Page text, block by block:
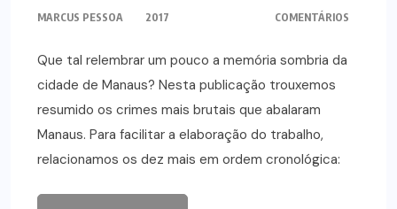
MARCUS PESSOA
2017
COMENTÁRIOS
Que tal relembrar um pouco a memória sombria da
cidade de Manaus? Nesta publicação trouxemos
resumido os crimes mais brutais que abalaram
Manaus. Para facilitar a elaboração do trabalho,
relacionamos os dez mais em ordem cronológica: